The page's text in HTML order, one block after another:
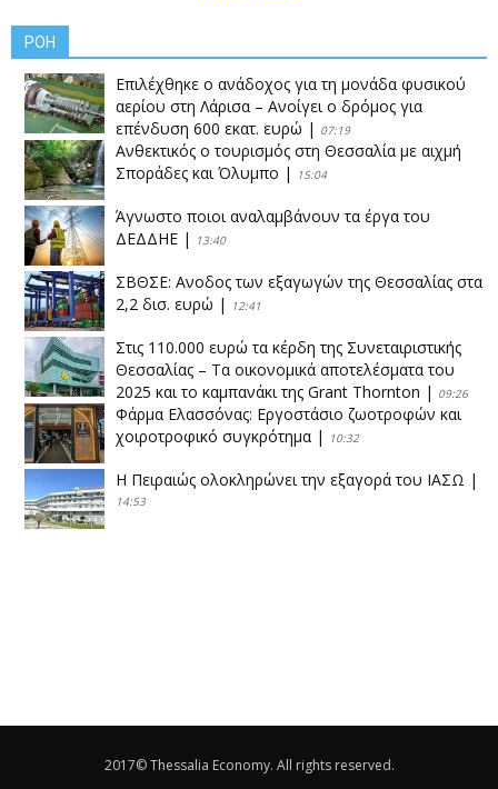
ΡΟΗ
Επιλέχθηκε ο ανάδοχος για τη μονάδα φυσικού
αερίου στη Λάρισα – Ανοίγει ο δρόμος για
επένδυση 600 εκατ. ευρώ | 07:19
Ανθεκτικός ο τουρισμός στη Θεσσαλία με αιχμή
Σποράδες και Όλυμπο | 15:04
Άγνωστο ποιοι αναλαμβάνουν τα έργα του
ΔΕΔΔΗΕ | 13:40
ΣΒΘΣΕ: Aνοδος των εξαγωγών της Θεσσαλίας στα
2,2 δισ. ευρώ | 12:41
Στις 110.000 ευρώ τα κέρδη της Συνεταιριστικής
Θεσσαλίας – Τα οικονομικά αποτελέσματα του
2025 και το καμπανάκι της Grant Thornton | 09:26
Φάρμα Ελασσόνας: Εργοστάσιο ζωοτροφών και
χοιροτροφικό συγκρότημα | 10:32
Η Πειραιώς ολοκληρώνει την εξαγορά του ΙΑΣΩ |
14:53
2017© Thessalia Economy. All rights reserved.